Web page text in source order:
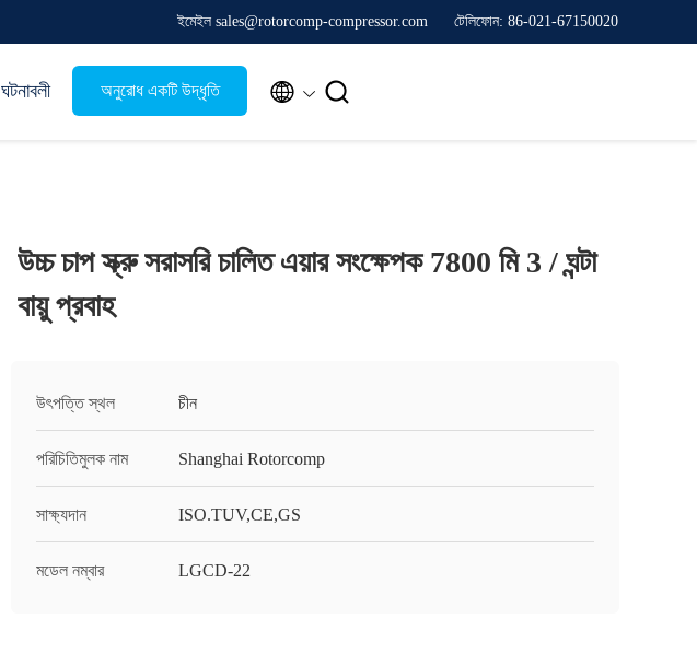
ইমেইল sales@rotorcomp-compressor.com টেলিফোন: 86-021-67150020
ঘটনাবলী অনুরোধ একটি উদ্ধৃতি  
উচ্চ চাপ স্ক্রু সরাসরি চালিত এয়ার সংক্ষেপক 7800 মি 3 / ঘন্টা
বায়ু প্রবাহ
উৎপত্তি স্থল চীন
পরিচিতিমুলক নাম Shanghai Rotorcomp
সাক্ষ্যদান ISO.TUV,CE,GS
মডেল নম্বার LGCD-22